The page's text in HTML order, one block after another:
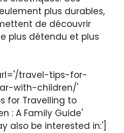
plus durables,
de découvrir
plus détendu et plus
travel-tips-for-
with-children/'
for Travelling to
: A Family Guide'
also be interested in:']